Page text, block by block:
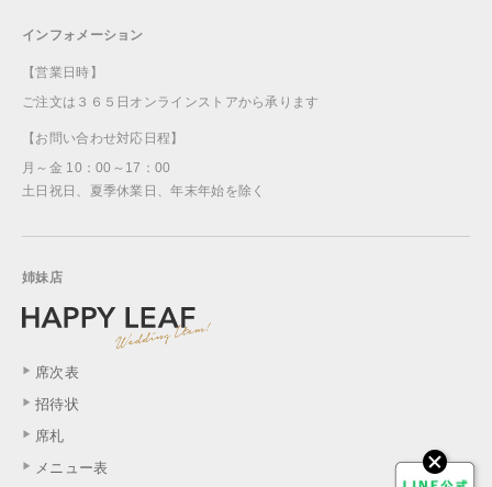
インフォメーション
【営業日時】
ご注文は３６５日オンラインストアから承ります
【お問い合わせ対応日程】
月～金 10：00～17：00
土日祝日、夏季休業日、年末年始を除く
姉妹店
席次表
招待状
席札
メニュー表